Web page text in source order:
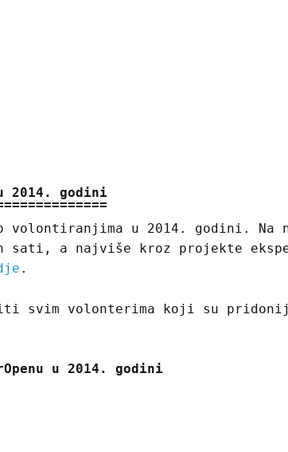
2014. godini
volontiranjima u 2014. godini.
sati, a najviše kroz projekte
.
svim volonterima koji su
u 2014. godini